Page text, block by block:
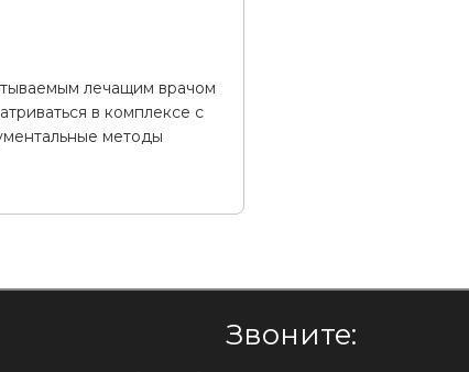
лечащим врачом
в комплексе с
методы
Звоните: